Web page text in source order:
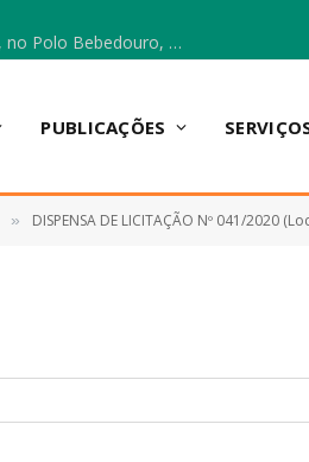
Escola Municipal Vicentina Vieira dos Santos, no Polo Bebedouro, recebeu materiais para a implantação do Cantinho da Leitura e da Sala Multidisciplinar.
PUBLICAÇÕES
» DISPENSA DE LICITAÇÃO Nº 041/2020 (Locação de